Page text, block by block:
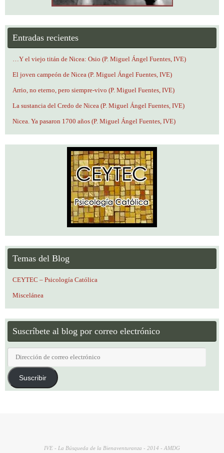
Entradas recientes
…Y el viejo titán de Nicea: Osio (P. Miguel Ángel Fuentes, IVE)
El joven campeón de Nicea (P. Miguel Ángel Fuentes, IVE)
Arrio, no eterno, pero siempre-vivo (P. Miguel Fuentes, IVE)
La sustancia del Credo de Nicea (P. Miguel Ángel Fuentes, IVE)
Nicea. Ya pasaron 1700 años (P. Miguel Ángel Fuentes, IVE)
Temas del Blog
CEYTEC – Psicología Católica
Miscelánea
Suscríbete al blog por correo electrónico
correo
electrónico
Suscribir
IVE - La Búsqueda de la Bienaventuranza - 2014 - AMDG